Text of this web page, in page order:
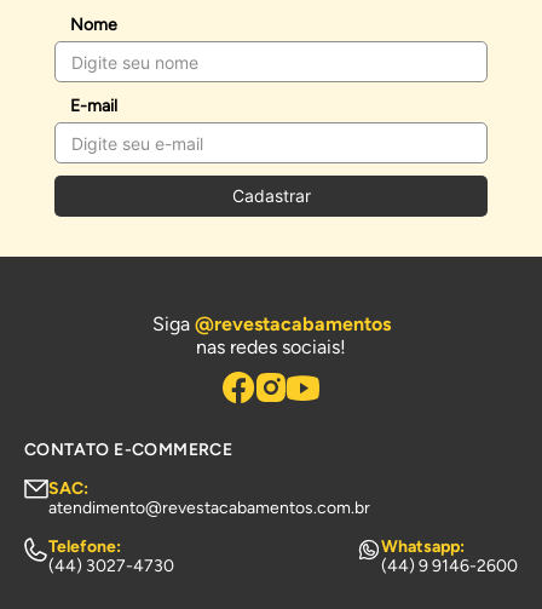
paleta de cores do banheiro para complementar o seu
projeto.
Agora que você conheceu os nossos modelos de duchas
higiênicas para vasos sanitários, aproveite e confira
também a nossa seleção debacias sanitárias e assentos
garanta revestimentos de qualidade para o seu banheiro!
Nome
E-mail
Cadastrar
Siga @revestacabamentos
nas redes sociais!
CONTATO E-COMMERCE
SAC:
atendimento@revestacabamentos.com.br
Telefone:
(44) 3027-4730
Whatsapp:
(44) 9 9146-2600